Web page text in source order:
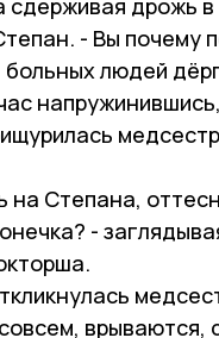
сдерживая дрожь в
- Вы почему
людей
на Степана,
-
врываются,